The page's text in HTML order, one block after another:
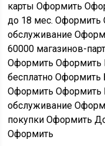
карты Оформить
до 18 мес. Оформить
обслуживание
60000 магазинов-
Оформить Оформить
бесплатно Оформить
Оформить Оформить
обслуживание
покупки Оформить
Оформить